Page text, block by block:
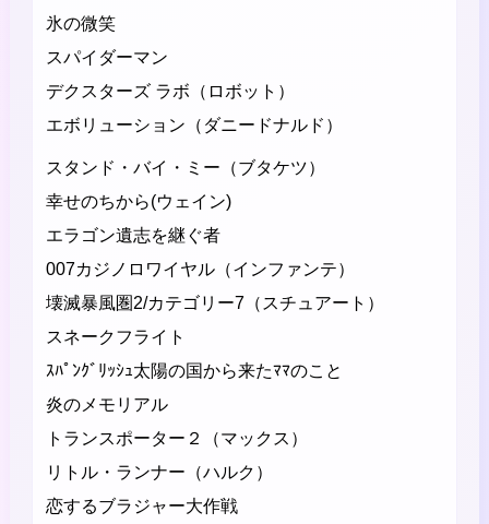
氷の微笑
スパイダーマン
デクスターズ ラボ（ロボット）
エボリューション（ダニードナルド）
スタンド・バイ・ミー（ブタケツ）
幸せのちから(ウェイン)
エラゴン遺志を継ぐ者
007カジノロワイヤル（インファンテ）
壊滅暴風圏2/カテゴリー7（スチュアート）
スネークフライト
ｽﾊﾟﾝｸﾞﾘｯｼｭ太陽の国から来たﾏﾏのこと
炎のメモリアル
トランスポーター２（マックス）
リトル・ランナー（ハルク）
恋するブラジャー大作戦